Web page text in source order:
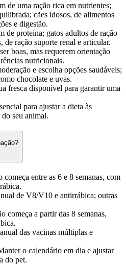
de uma ração rica em nutrientes;
cães idosos, de alimentos
e digestão.
de proteína; gatos adultos de ração
de ração suporte renal e articular.
boas, mas requerem orientação
nutricionais.
e escolha opções saudáveis;
chocolate e uvas.
fresca disponível para garantir uma
para ajustar a dieta às
do seu animal.
começa entre as 6 e 8 semanas, com
de V8/V10 e antirrábica; outras
começa a partir das 8 semanas,
das vacinas múltiplas e
o calendário em dia e ajustar
do pet.